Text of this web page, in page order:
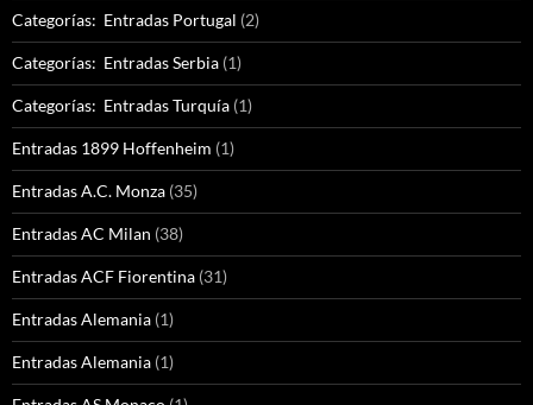
Categorías: Entradas Portugal (2)
Categorías: Entradas Serbia (1)
Categorías: Entradas Turquía (1)
Entradas 1899 Hoffenheim (1)
Entradas A.C. Monza (35)
Entradas AC Milan (38)
Entradas ACF Fiorentina (31)
Entradas Alemania (1)
Entradas Alemania (1)